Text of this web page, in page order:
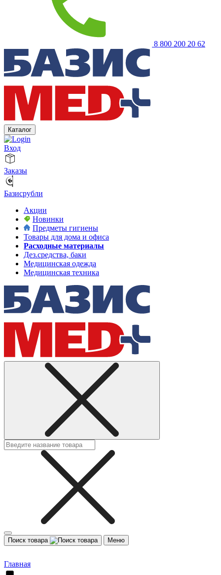
8 800 200 20 62
Каталог
Вход
Заказы
Базисрубли
Акции
Новинки
Предметы гигиены
Товары для дома и офиса
Расходные материалы
Дез.средства, баки
Медицинская одежда
Медицинская техника
Поиск товара Меню
Главная